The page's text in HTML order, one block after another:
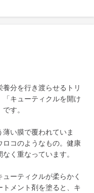
分を行き渡らせるトリ
キューティクルを開け
す。
い膜で覆われていま
ロコのようなもの。健康
く重なっています。
ーティクルが柔らかく
メント剤を塗ると、キ